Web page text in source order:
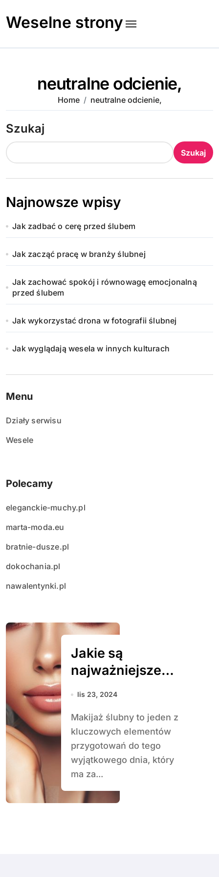
to
content
Weselne strony
neutralne odcienie,
Home neutralne odcienie,
Szukaj
Szukaj
Najnowsze wpisy
Jak zadbać o cerę przed ślubem
Jak zacząć pracę w branży ślubnej
Jak zachować spokój i równowagę emocjonalną
przed ślubem
Jak wykorzystać drona w fotografii ślubnej
Jak wyglądają wesela w innych kulturach
Menu
Działy serwisu
Wesele
Polecamy
eleganckie-muchy.pl
marta-moda.eu
bratnie-dusze.pl
dokochania.pl
nawalentynki.pl
Jakie są
najważniejsze
trendy w makijażu
lis 23, 2024
Makijaż ślubny to jeden z
kluczowych elementów
przygotowań do tego
wyjątkowego dnia, który
ma za...